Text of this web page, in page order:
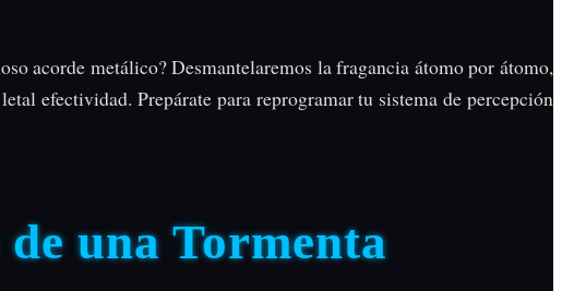
acorde metálico? Desmantelaremos la fragancia átomo por átomo,
efectividad. Prepárate para reprogramar tu sistema de percepción
una Tormenta